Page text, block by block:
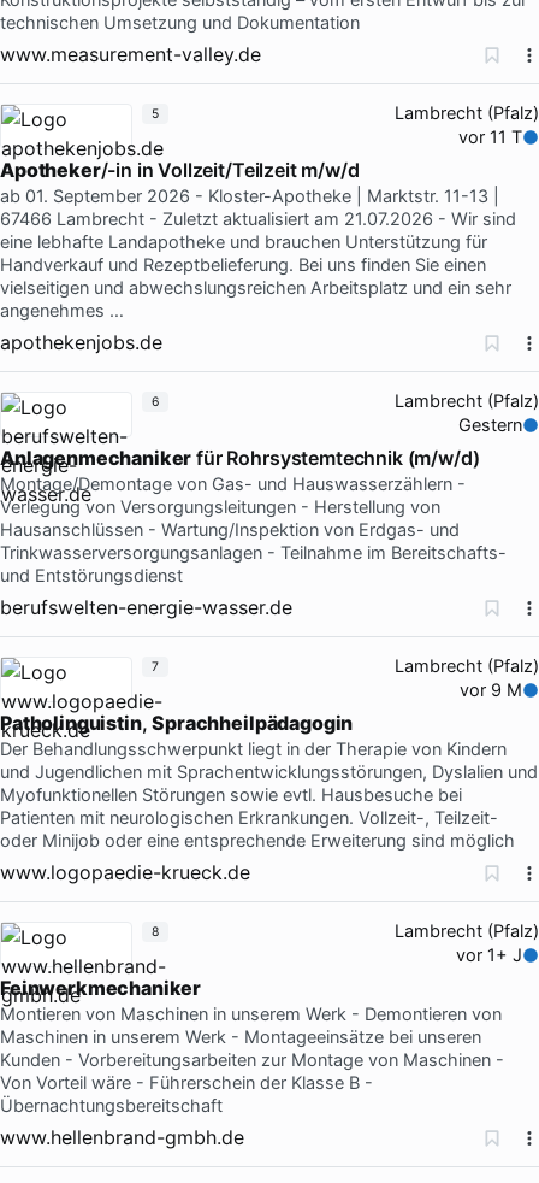
technischen Umsetzung und Dokumentation
www.measurement-valley.de
Lambrecht (Pfalz)
vor 11 T
Apotheker/-in in Vollzeit/Teilzeit m/w/d
ab 01. September 2026 - Kloster-Apotheke | Marktstr. 11-13 |
67466 Lambrecht - Zuletzt aktualisiert am 21.07.2026 - Wir sind
eine lebhafte Landapotheke und brauchen Unterstützung für
Handverkauf und Rezeptbelieferung. Bei uns finden Sie einen
vielseitigen und abwechslungsreichen Arbeitsplatz und ein sehr
angenehmes …
apothekenjobs.de
5
Lambrecht (Pfalz)
Gestern
Anlagenmechaniker für Rohrsystemtechnik (m/w/d)
Montage/Demontage von Gas- und Hauswasserzählern -
Verlegung von Versorgungsleitungen - Herstellung von
Hausanschlüssen - Wartung/Inspektion von Erdgas- und
Trinkwasserversorgungsanlagen - Teilnahme im Bereitschafts-
und Entstörungsdienst
berufswelten-energie-wasser.de
6
Lambrecht (Pfalz)
vor 9 M
Patholinguistin,Sprachheilpädagogin
Der Behandlungsschwerpunkt liegt in der Therapie von Kindern
und Jugendlichen mit Sprachentwicklungsstörungen, Dyslalien und
Myofunktionellen Störungen sowie evtl. Hausbesuche bei
Patienten mit neurologischen Erkrankungen. Vollzeit-, Teilzeit-
oder Minijob oder eine entsprechende Erweiterung sind möglich
www.logopaedie-krueck.de
7
Lambrecht (Pfalz)
vor 1+ J
Feinwerkmechaniker
Montieren von Maschinen in unserem Werk - Demontieren von
Maschinen in unserem Werk - Montageeinsätze bei unseren
Kunden - Vorbereitungsarbeiten zur Montage von Maschinen -
Von Vorteil wäre - Führerschein der Klasse B -
Übernachtungsbereitschaft
www.hellenbrand-gmbh.de
8